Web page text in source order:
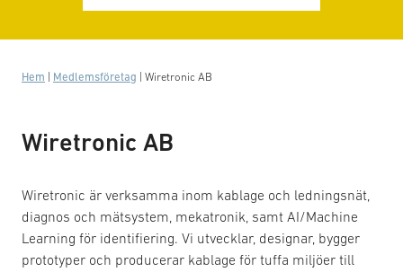
Hem Medlemsföretag Wiretronic AB
Wiretronic AB
Wiretronic är verksamma inom kablage och ledningsnät,
diagnos och mätsystem, mekatronik, samt AI/Machine
Learning för identifiering. Vi utvecklar, designar, bygger
prototyper och producerar kablage för tuffa miljöer till